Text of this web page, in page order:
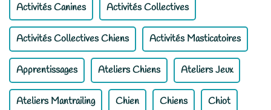
Activités Canines Activités Collectives
Activités Collectives Chiens Activités Masticatoires
Apprentissages Ateliers Chiens Ateliers Jeux
Ateliers Mantrailing Chien Chiens Chiot